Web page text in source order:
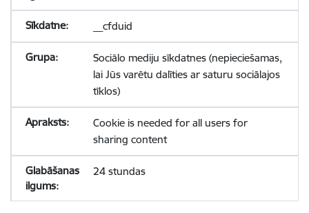
__cfduid
Sociālo mediju sīkdatnes (nepieciešamas,
lai Jūs varētu dalīties ar saturu sociālajos
tīklos)
Cookie is needed for all users for
sharing content
24 stundas